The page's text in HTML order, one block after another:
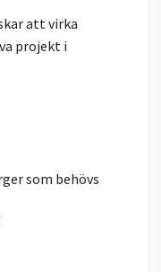
att virka
projekt i
som behövs